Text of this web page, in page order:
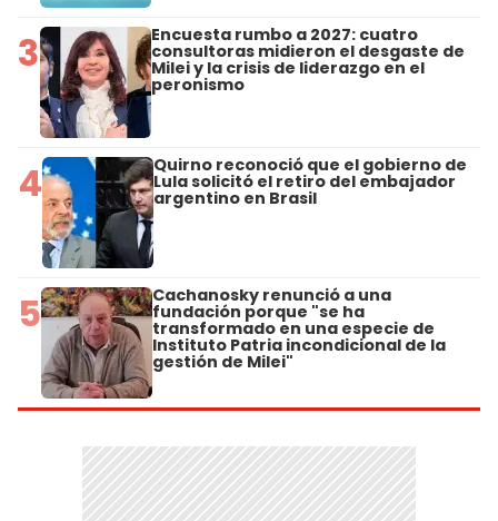
3 Encuesta rumbo a 2027: cuatro
consultoras midieron el desgaste de
Milei y la crisis de liderazgo en el
peronismo
4 Quirno reconoció que el gobierno de
Lula solicitó el retiro del embajador
argentino en Brasil
5 Cachanosky renunció a una
fundación porque "se ha
transformado en una especie de
Instituto Patria incondicional de la
gestión de Milei"